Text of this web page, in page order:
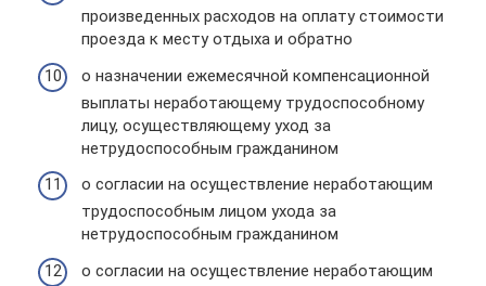
произведенных расходов на оплату стоимости
проезда к месту отдыха и обратно
о назначении ежемесячной компенсационной
выплаты неработающему трудоспособному
лицу, осуществляющему уход за
нетрудоспособным гражданином
о согласии на осуществление неработающим
трудоспособным лицом ухода за
нетрудоспособным гражданином
о согласии на осуществление неработающим